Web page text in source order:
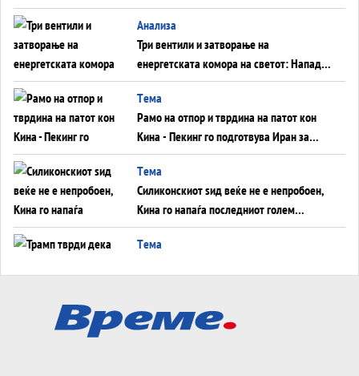
WILDBERRIES
Aнализа
Три вентили и затворање на
енергетската комора на светот: Нападот
во Суец најавува глобален енергетски
инфаркт?
Tема
Рамо на отпор и тврдина на патот кон
Кина - Пекинг го подготвува Иран за
американска копнена инвазија
Tема
Силиконскиот ѕид веќе не е непробоен,
Кина го напаѓа последниот голем
монопол на Западот?
Tема
Tема
ДЛАБОКО УДОЛУ: Сметководствените